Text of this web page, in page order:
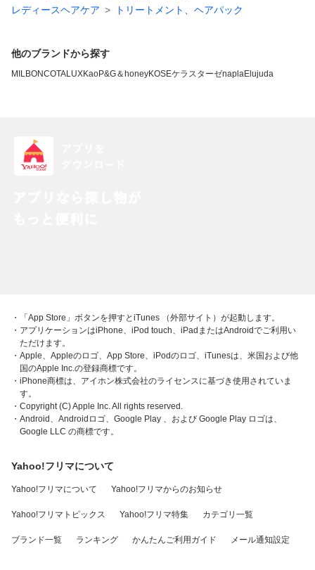
レディースヘアケア
トリートメント、ヘアパック
他のブランドから探す
MILBONCOTALUXKaoP&G＆honeyKOSEケラスターゼnaplaElujuda
・「App Store」ボタンを押すとiTunes （外部サイト）が起動します。
・アプリケーションはiPhone、iPod touch、iPadまたはAndroidでご利用い
ただけます。
・Apple、Appleのロゴ、App Store、iPodのロゴ、iTunesは、米国および他
国のApple Inc.の登録商標です。
・iPhone商標は、アイホン株式会社のライセンスに基づき使用されていま
す。
・Copyright (C) Apple Inc. All rights reserved.
・Android、Androidロゴ、Google Play 、および Google Play ロゴは、
Google LLC の商標です。
Yahoo!フリマについて
Yahoo!フリマについて Yahoo!フリマからのお知らせ
Yahoo!フリマトピックス Yahoo!フリマ特集 カテゴリ一覧
ブランド一覧 ランキング かんたんご利用ガイド メール通知設定